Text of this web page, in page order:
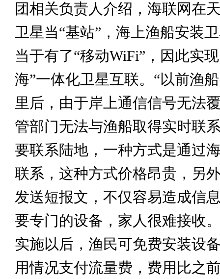
团相关负责人介绍，海联网在
卫星当“基站”，海上渔船安装
当于有了“移动WiFi”，因此实
海”一体化卫星互联。“以前渔
里后，由于岸上通信信号无法
管部门无法与渔船取得实时联
要联系陆地，一种方式是通过
联系，这种方式价格昂贵，另
发送短报文，不仅容易造成信
要专门的设备，家人很难接收
实施以后，渔民可免费安装设
用情况支付流量费，费用比之